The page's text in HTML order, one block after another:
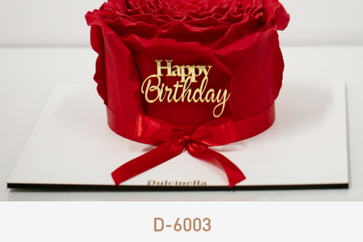
La Comandă
La Comandă
Tort la Comandă
Bento cake
Magazin Online
Patisserie & Cofetărie
Despre Noi
D-6003